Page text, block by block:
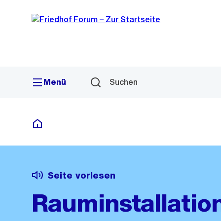
Navigation
Sprunglink
Menü Suchen
Deutsch
Seite vorlesen